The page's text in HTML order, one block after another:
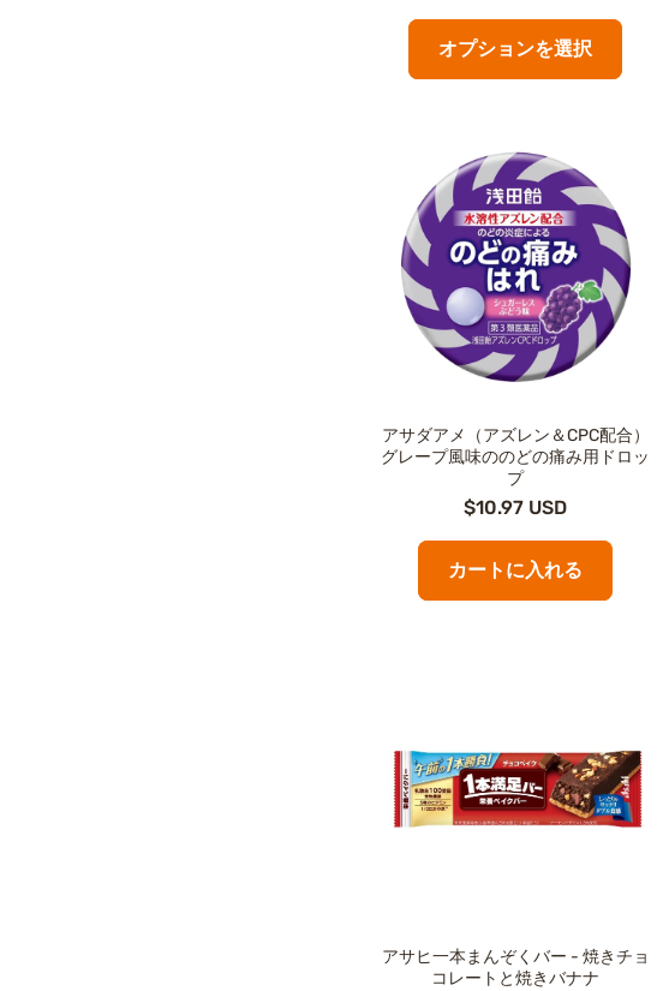
オプションを選択
アサダアメ（アズレン＆CPC配合）
グレープ風味ののどの痛み用ドロッ
プ
$10.97 USD
カートに入れる
アサヒ一本まんぞくバー - 焼きチョ
コレートと焼きバナナ